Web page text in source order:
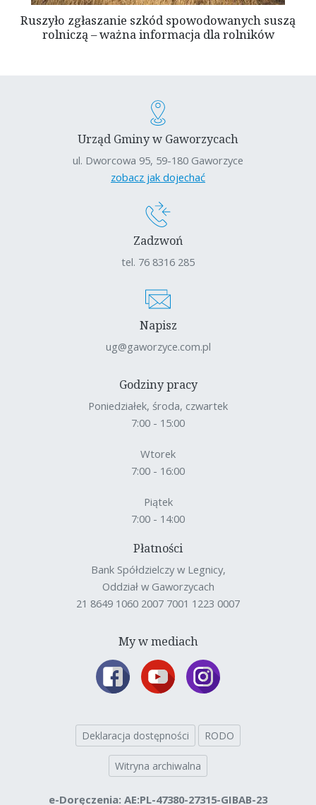
Ruszyło zgłaszanie szkód spowodowanych suszą
rolniczą – ważna informacja dla rolników
Urząd Gminy w Gaworzycach
ul. Dworcowa 95, 59-180 Gaworzyce
zobacz jak dojechać
Zadzwoń
tel. 76 8316 285
Napisz
ug@gaworzyce.com.pl
Godziny pracy
Poniedziałek, środa, czwartek
7:00 - 15:00
Wtorek
7:00 - 16:00
Piątek
7:00 - 14:00
Płatności
Bank Spółdzielczy w Legnicy,
Oddział w Gaworzycach
21 8649 1060 2007 7001 1223 0007
My w mediach
Deklaracja dostępności RODO
Witryna archiwalna
e-Doręczenia: AE:PL-47380-27315-GIBAB-23